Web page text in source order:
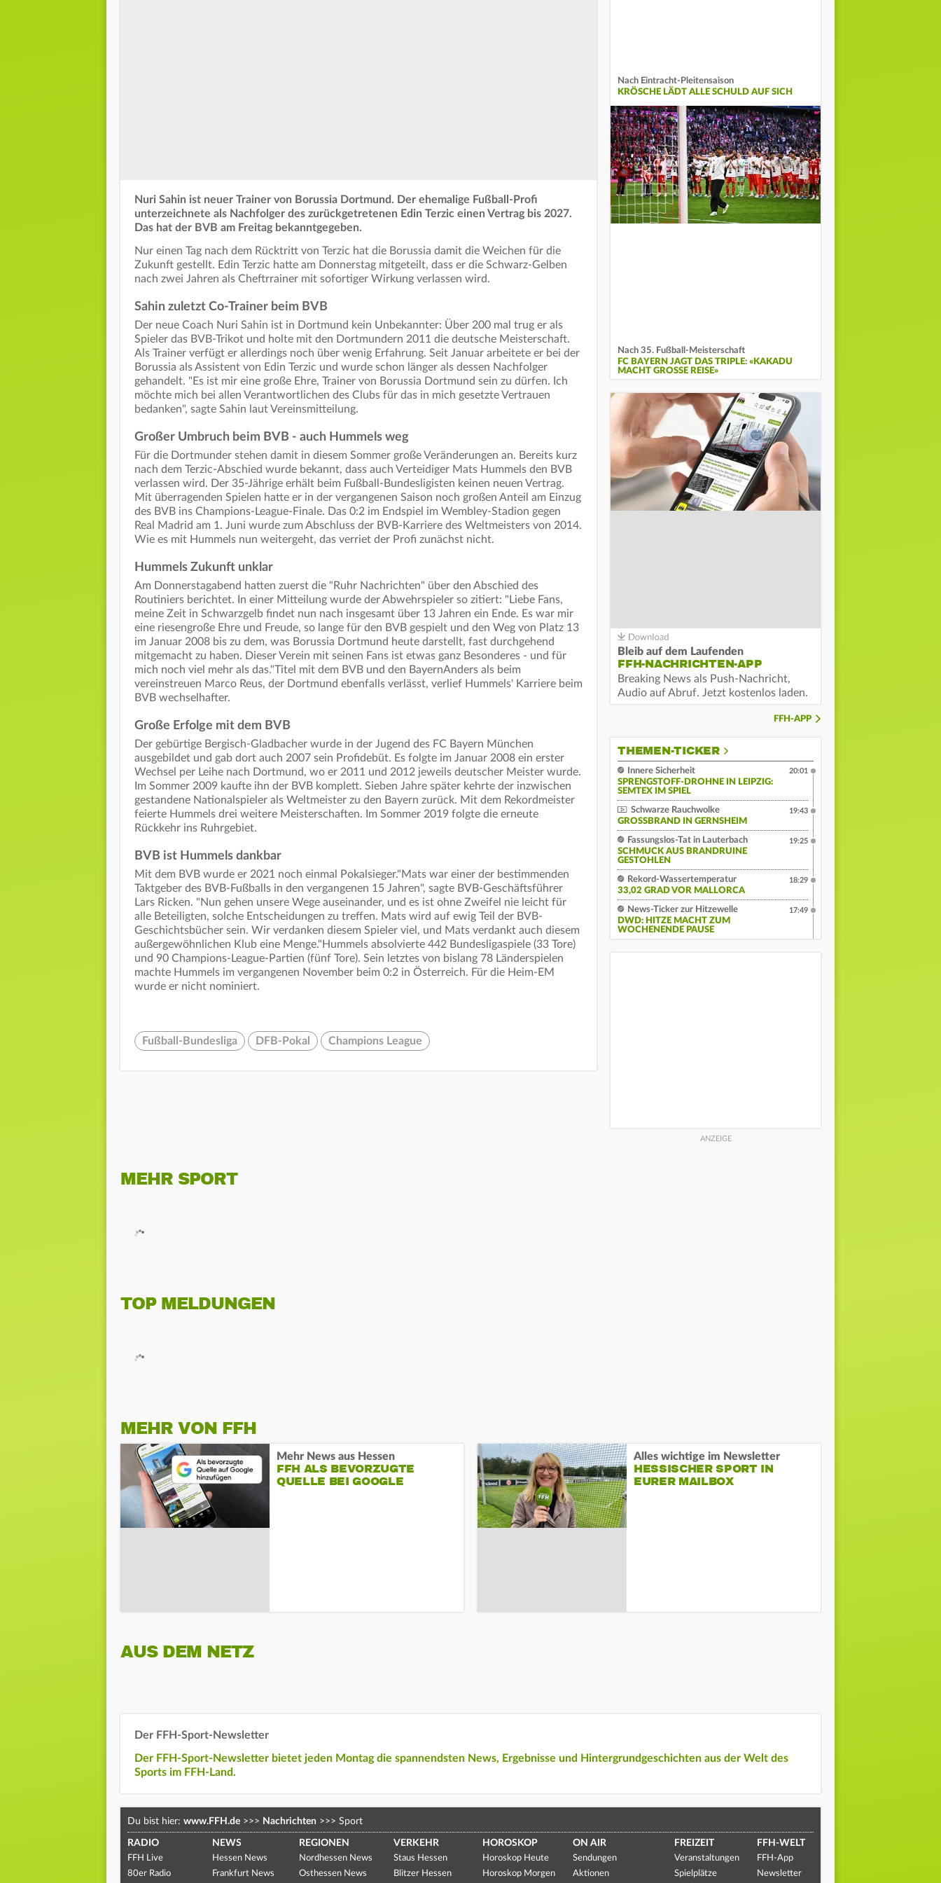
Nuri Sahin ist neuer Trainer von Borussia Dortmund. Der ehemalige Fußball-Profi
unterzeichnete als Nachfolger des zurückgetretenen Edin Terzic einen Vertrag bis 2027.
Das hat der BVB am Freitag bekanntgegeben.
Nur einen Tag nach dem Rücktritt von Terzic hat die Borussia damit die Weichen für die
Zukunft gestellt. Edin Terzic hatte am Donnerstag mitgeteilt, dass er die Schwarz-Gelben
nach zwei Jahren als Cheftrrainer mit sofortiger Wirkung verlassen wird.
Sahin zuletzt Co-Trainer beim BVB
Der neue Coach Nuri Sahin ist in Dortmund kein Unbekannter: Über 200 mal trug er als
Spieler das BVB-Trikot und holte mit den Dortmundern 2011 die deutsche Meisterschaft.
Als Trainer verfügt er allerdings noch über wenig Erfahrung. Seit Januar arbeitete er bei der
Borussia als Assistent von Edin Terzic und wurde schon länger als dessen Nachfolger
gehandelt. "Es ist mir eine große Ehre, Trainer von Borussia Dortmund sein zu dürfen. Ich
möchte mich bei allen Verantwortlichen des Clubs für das in mich gesetzte Vertrauen
bedanken", sagte Sahin laut Vereinsmitteilung.
Großer Umbruch beim BVB - auch Hummels weg
Für die Dortmunder stehen damit in diesem Sommer große Veränderungen an. Bereits kurz
nach dem Terzic-Abschied wurde bekannt, dass auch Verteidiger Mats Hummels den BVB
verlassen wird. Der 35-Jährige erhält beim Fußball-Bundesligisten keinen neuen Vertrag.
Mit überragenden Spielen hatte er in der vergangenen Saison noch großen Anteil am Einzug
des BVB ins Champions-League-Finale. Das 0:2 im Endspiel im Wembley-Stadion gegen
Real Madrid am 1. Juni wurde zum Abschluss der BVB-Karriere des Weltmeisters von 2014.
Wie es mit Hummels nun weitergeht, das verriet der Profi zunächst nicht.
Hummels Zukunft unklar
Am Donnerstagabend hatten zuerst die "Ruhr Nachrichten" über den Abschied des
Routiniers berichtet. In einer Mitteilung wurde der Abwehrspieler so zitiert: "Liebe Fans,
meine Zeit in Schwarzgelb findet nun nach insgesamt über 13 Jahren ein Ende. Es war mir
eine riesengroße Ehre und Freude, so lange für den BVB gespielt und den Weg von Platz 13
im Januar 2008 bis zu dem, was Borussia Dortmund heute darstellt, fast durchgehend
mitgemacht zu haben. Dieser Verein mit seinen Fans ist etwas ganz Besonderes - und für
mich noch viel mehr als das."Titel mit dem BVB und den BayernAnders als beim
vereinstreuen Marco Reus, der Dortmund ebenfalls verlässt, verlief Hummels' Karriere beim
BVB wechselhafter.
Große Erfolge mit dem BVB
Der gebürtige Bergisch-Gladbacher wurde in der Jugend des FC Bayern München
ausgebildet und gab dort auch 2007 sein Profidebüt. Es folgte im Januar 2008 ein erster
Wechsel per Leihe nach Dortmund, wo er 2011 und 2012 jeweils deutscher Meister wurde.
Im Sommer 2009 kaufte ihn der BVB komplett. Sieben Jahre später kehrte der inzwischen
gestandene Nationalspieler als Weltmeister zu den Bayern zurück. Mit dem Rekordmeister
feierte Hummels drei weitere Meisterschaften. Im Sommer 2019 folgte die erneute
Rückkehr ins Ruhrgebiet.
BVB ist Hummels dankbar
Mit dem BVB wurde er 2021 noch einmal Pokalsieger."Mats war einer der bestimmenden
Taktgeber des BVB-Fußballs in den vergangenen 15 Jahren", sagte BVB-Geschäftsführer
Lars Ricken. "Nun gehen unsere Wege auseinander, und es ist ohne Zweifel nie leicht für
alle Beteiligten, solche Entscheidungen zu treffen. Mats wird auf ewig Teil der BVB-
Geschichtsbücher sein. Wir verdanken diesem Spieler viel, und Mats verdankt auch diesem
außergewöhnlichen Klub eine Menge."Hummels absolvierte 442 Bundesligaspiele (33 Tore)
und 90 Champions-League-Partien (fünf Tore). Sein letztes von bislang 78 Länderspielen
machte Hummels im vergangenen November beim 0:2 in Österreich. Für die Heim-EM
wurde er nicht nominiert.
Fußball-Bundesliga DFB-Pokal Champions League
Nach Eintracht-Pleitensaison
KRÖSCHE LÄDT ALLE SCHULD AUF SICH
Nach 35. Fußball-Meisterschaft
FC BAYERN JAGT DAS TRIPLE: «KAKADU
MACHT GROSSE REISE»
Bleib auf dem Laufenden
FFH-NACHRICHTEN-APP
Breaking News als Push-Nachricht,
Audio auf Abruf. Jetzt kostenlos laden.
FFH-APP
THEMEN-TICKER
Innere Sicherheit
SPRENGSTOFF-DROHNE IN LEIPZIG:
SEMTEX IM SPIEL
20:01
Schwarze Rauchwolke
GROSSBRAND IN GERNSHEIM
19:43
Fassungslos-Tat in Lauterbach
SCHMUCK AUS BRANDRUINE
GESTOHLEN
19:25
Rekord-Wassertemperatur
33,02 GRAD VOR MALLORCA
18:29
News-Ticker zur Hitzewelle
DWD: HITZE MACHT ZUM
WOCHENENDE PAUSE
17:49
MEHR SPORT
TOP MELDUNGEN
MEHR VON FFH
Mehr News aus Hessen
FFH ALS BEVORZUGTE
QUELLE BEI GOOGLE
Alles wichtige im Newsletter
HESSISCHER SPORT IN
EURER MAILBOX
AUS DEM NETZ
Der FFH-Sport-Newsletter
Der FFH-Sport-Newsletter bietet jeden Montag die spannendsten News, Ergebnisse und Hintergrundgeschichten aus der Welt des
Sports im FFH-Land.
Du bist hier: www.FFH.de >>> Nachrichten >>> Sport
RADIO
FFH Live
80er Radio
NEWS
Hessen News
Frankfurt News
REGIONEN
Nordhessen News
Osthessen News
VERKEHR
Staus Hessen
Blitzer Hessen
HOROSKOP
Horoskop Heute
Horoskop Morgen
ON AIR
Sendungen
Aktionen
FREIZEIT
Veranstaltungen
Spielplätze
FFH-WELT
FFH-App
Newsletter